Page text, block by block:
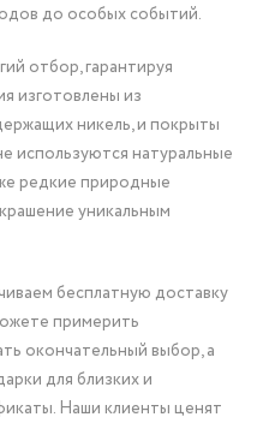
до особых событий.
отбор, гарантируя
изготовлены из
никель, и покрыты
используются натуральные
редкие природные
уникальным
бесплатную доставку
примерить
окончательный выбор, а
для близких и
Наши клиенты ценят